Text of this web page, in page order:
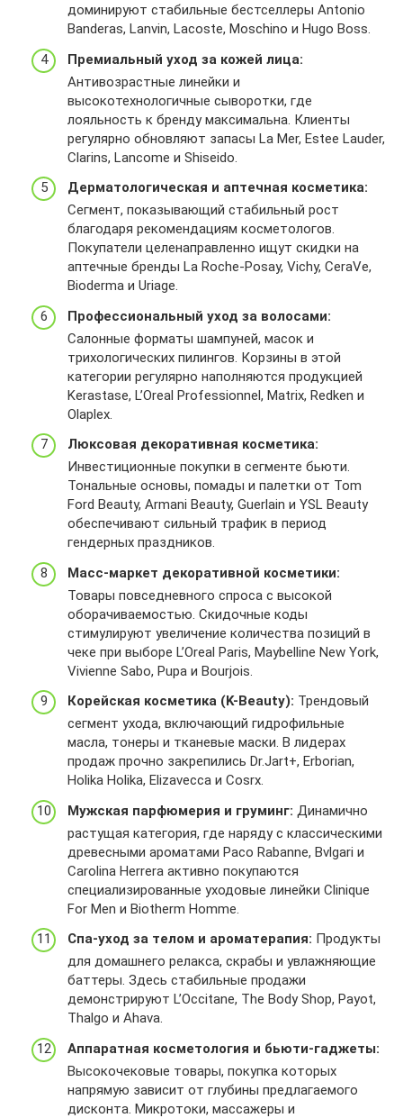
h
l
3
7
r
u
2
F
p
r
o
m
%
2
F
1
7
1
4
0
4
9
e
t
j
z
s
8
s
o
i
p
w
1
v
u
2
F
w
w
w
.
l
e
t
u
.
r
u
%
2
p
r
o
m
o
%
F
1
7
1
4
0
1
9
l
p
p
g
m
h
r
v
9
s
b
l
f
k
l
p
h
t
t
p
s
%
A
%
2
F
%
2
w
w
w
.
l
e
t
u
.
r
%
2
F
p
r
o
m
o
2
F
1
7
1
0
1
0
8
v
j
r
x
a
b
e
y
e
u
/
p
o
m
o
/
1
7
1
0
0
2
r
j
x
z
s
u
h
h
7
0
6
z
q
e
r
i
d
=
F
N
f
Y
U
J
R
W
m
q
q
7
m
5
M
1
K
&
u
l
=
F
N
f
Y
U
J
R
m
q
q
H
7
m
5
M
1
N
K
&
u
l
p
=
h
s
%
3
A
%
2
%
2
F
w
w
.
l
e
t
u
.
r
%
2
F
p
r
o
q
q
H
7
m
5
M
1
N
K
&
u
l
p
=
t
t
p
s
%
3
%
2
F
%
2
F
w
w
.
l
e
t
u
%
F
p
r
o
m
o
2
F
1
2
7
0
0
1
8
r
i
d
=
F
7
N
f
U
J
R
W
m
q
H
7
m
5
M
1
N
&
u
p
=
h
t
%
A
%
2
F
%
F
w
w
w
.
l
t
u
.
r
u
%
F
p
8
d
3
3
2
c
2
2
9
5
4
7
f
1
b
/
?
e
r
d
=
F
7
N
f
U
J
R
W
m
q
q
7
m
5
M
1
N
K
&
u
l
=
h
t
t
p
%
3
A
%
доминируют стабильные бестселлеры Antonio
Banderas, Lanvin, Lacoste, Moschino и Hugo Boss.
Премиальный уход за кожей лица:
Антивозрастные линейки и
высокотехнологичные сыворотки, где
лояльность к бренду максимальна. Клиенты
регулярно обновляют запасы La Mer, Estee Lauder,
Clarins, Lancome и Shiseido.
Дерматологическая и аптечная косметика:
Сегмент, показывающий стабильный рост
благодаря рекомендациям косметологов.
Покупатели целенаправленно ищут скидки на
аптечные бренды La Roche-Posay, Vichy, CeraVe,
Bioderma и Uriage.
Профессиональный уход за волосами:
Салонные форматы шампуней, масок и
трихологических пилингов. Корзины в этой
категории регулярно наполняются продукцией
Kerastase, L’Oreal Professionnel, Matrix, Redken и
Olaplex.
Люксовая декоративная косметика:
Инвестиционные покупки в сегменте бьюти.
Тональные основы, помады и палетки от Tom
Ford Beauty, Armani Beauty, Guerlain и YSL Beauty
обеспечивают сильный трафик в период
гендерных праздников.
Масс-маркет декоративной косметики:
Товары повседневного спроса с высокой
оборачиваемостью. Скидочные коды
стимулируют увеличение количества позиций в
чеке при выборе L’Oreal Paris, Maybelline New York,
Vivienne Sabo, Pupa и Bourjois.
Корейская косметика (K-Beauty): Трендовый
сегмент ухода, включающий гидрофильные
масла, тонеры и тканевые маски. В лидерах
продаж прочно закрепились Dr.Jart+, Erborian,
Holika Holika, Elizavecca и Cosrx.
Мужская парфюмерия и груминг: Динамично
растущая категория, где наряду с классическими
древесными ароматами Paco Rabanne, Bvlgari и
Carolina Herrera активно покупаются
специализированные уходовые линейки Clinique
For Men и Biotherm Homme.
Спа-уход за телом и ароматерапия: Продукты
для домашнего релакса, скрабы и увлажняющие
баттеры. Здесь стабильные продажи
демонстрируют L’Occitane, The Body Shop, Payot,
Thalgo и Ahava.
Аппаратная косметология и бьюти-гаджеты:
Высокочековые товары, покупка которых
напрямую зависит от глубины предлагаемого
дисконта. Микротоки, массажеры и